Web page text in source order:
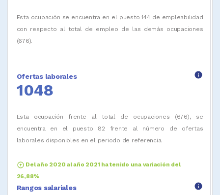
Esta ocupación se encuentra en el puesto 144 de empleabilidad
con respecto al total de empleo de las demás ocupaciones
(676).
Ofertas laborales info
1048
Esta ocupación frente al total de ocupaciones (676), se
encuentra en el puesto 82 frente al número de ofertas
laborales disponibles en el periodo de referencia.
arrow_circle_up Del año 2020 al año 2021 ha tenido una variación del
26,88%
Rangos salariales info